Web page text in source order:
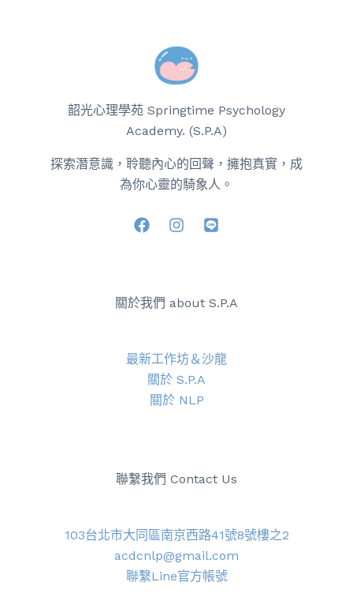
韶光心理學苑 Springtime Psychology
Academy. (S.P.A)
探索潛意識，聆聽內心的回聲，擁抱真實，成
為你心靈的騎象人。
關於我們 about S.P.A
最新工作坊＆沙龍
關於 S.P.A
關於 NLP
聯繫我們 Contact Us
103台北市大同區南京西路41號8號樓之2
acdcnlp@gmail.com
聯繫Line官方帳號